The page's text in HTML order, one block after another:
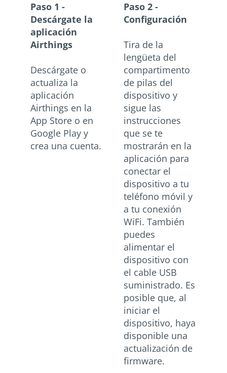
Paso 1 -
Descárgate la
aplicación
Airthings
Descárgate o
actualiza la
aplicación
Airthings en la
App Store o en
Google Play y
crea una cuenta.
Paso 2 -
Configuración
Tira de la
lengüeta del
compartimento
de pilas del
dispositivo y
sigue las
instrucciones
que se te
mostrarán en la
aplicación para
conectar el
dispositivo a tu
teléfono móvil y
a tu conexión
WiFi. También
puedes
alimentar el
dispositivo con
el cable USB
suministrado. Es
posible que, al
iniciar el
dispositivo, haya
disponible una
actualización de
firmware.